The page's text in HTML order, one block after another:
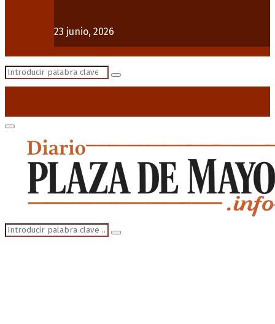
23 junio, 2026
Search
Search
Primary
Menu
Search
for:
Search